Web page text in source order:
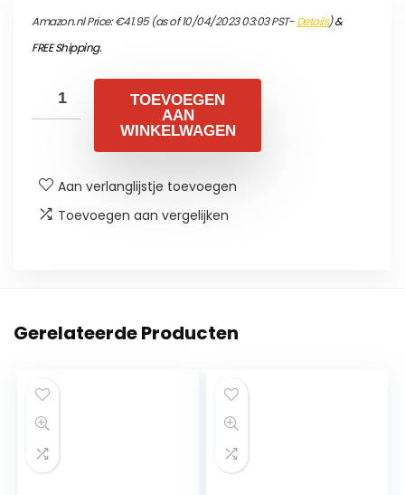
Amazon.nl Price:€41.95(as of 10/04/2023 03:03 PST-Details)&
FREE Shipping.
TOEVOEGEN
AAN
WINKELWAGEN
Aan verlanglijstje toevoegen
Toevoegen aan vergelijken
Gerelateerde Producten